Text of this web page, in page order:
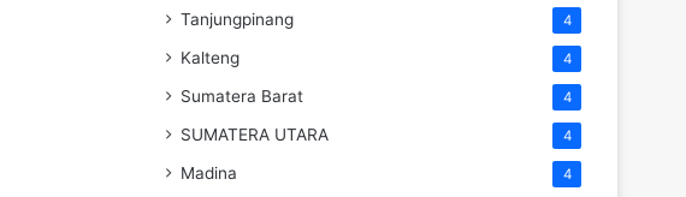
Tanjungpinang 4
Kalteng 4
Sumatera Barat 4
SUMATERA UTARA 4
Madina 4